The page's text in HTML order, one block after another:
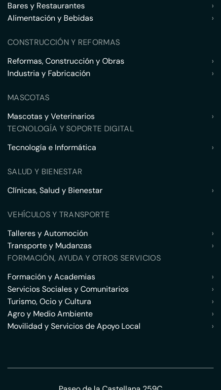
Bares y Restaurantes
›
Alimentación y Bebidas
›
CONSTRUCCIÓN Y REFORMAS
Reformas, Construcción y Obras
›
Industria y Fabricación
›
MASCOTAS
Mascotas y Veterinarios
›
TECNOLOGÍA Y SOPORTE DIGITAL
Tecnología e Informática
›
SALUD Y BIENESTAR
Clínicas, Salud y Bienestar
›
VEHÍCULOS Y TRANSPORTE
Talleres y Automoción
›
Transporte y Mudanzas
›
FORMACIÓN, AYUDA Y OTROS SERVICIOS
Formación y Academias
›
Servicios Sociales y Comunitarios
›
Turismo, Ocio y Cultura
›
Agro y Medio Ambiente
›
Movilidad y Servicios de Apoyo Local
›